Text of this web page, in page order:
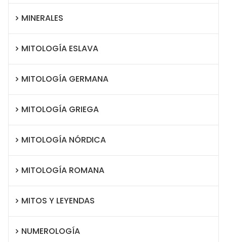
MINERALES
MITOLOGÍA ESLAVA
MITOLOGÍA GERMANA
MITOLOGÍA GRIEGA
MITOLOGÍA NÓRDICA
MITOLOGÍA ROMANA
MITOS Y LEYENDAS
NUMEROLOGÍA